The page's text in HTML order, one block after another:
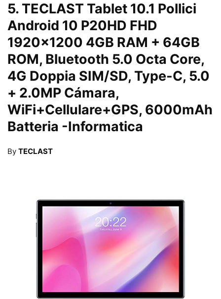
5. TECLAST Tablet 10.1 Pollici
Android 10 P20HD FHD
1920×1200 4GB RAM + 64GB
ROM, Bluetooth 5.0 Octa Core,
4G Doppia SIM/SD, Type-C, 5.0
+ 2.0MP Cámara,
WiFi+Cellulare+GPS, 6000mAh
Batteria -Informatica
By TECLAST